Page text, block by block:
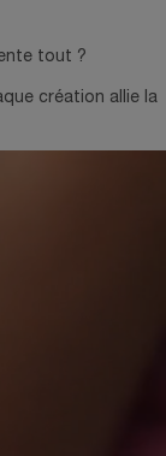
tout ?
création allie la